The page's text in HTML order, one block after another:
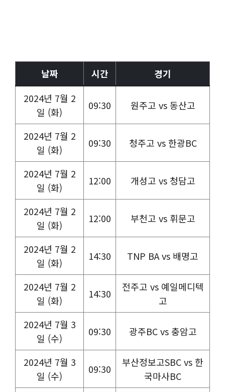
날짜 시간
경기
2024년 7월 2
일 (화)
09:30 원주고 vs 동산고
2024년 7월 2
일 (화)
09:30 청주고 vs 한광BC
2024년 7월 2
일 (화)
12:00 개성고 vs 청담고
2024년 7월 2
일 (화)
12:00 부천고 vs 휘문고
2024년 7월 2
일 (화)
14:30 TNP BA vs 배명고
2024년 7월 2
일 (화)
14:30
전주고 vs 예일메디텍
고
2024년 7월 3
일 (수)
09:30 광주BC vs 충암고
2024년 7월 3
일 (수)
09:30
부산정보고SBC vs 한
국마사BC